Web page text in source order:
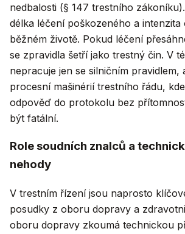
nedbalosti (§ 147 trestního
délka léčení poškozeného a intenzita
běžném životě. Pokud léčení
se zpravidla šetří jako trestný čin. V
nepracuje jen se silničním pravidlem,
procesní mašinérií trestního řádu,
odpověď do protokolu bez
být fatální.
Role soudních znalců a
nehody
V trestním řízení jsou naprosto
posudky z oboru dopravy a
oboru dopravy zkoumá technickou